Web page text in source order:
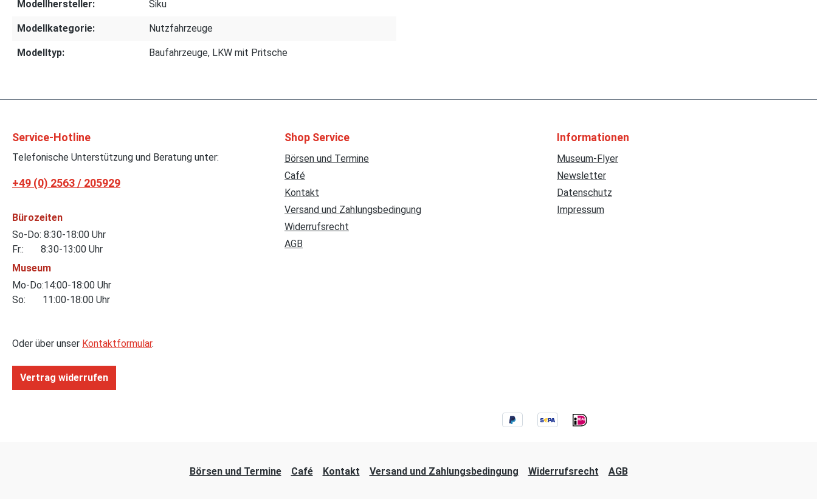
Modellhersteller: Siku
Modellkategorie: Nutzfahrzeuge
Modelltyp: Baufahrzeuge, LKW mit Pritsche
Service-Hotline
Telefonische Unterstützung und Beratung unter:
+49 (0) 2563 / 205929
Bürozeiten
So-Do: 8:30-18:00 Uhr
Fr.: 8:30-13:00 Uhr
Museum
Mo-Do:14:00-18:00 Uhr
So: 11:00-18:00 Uhr
Oder über unser Kontaktformular.
Vertrag widerrufen
Shop Service
Börsen und Termine
Café
Kontakt
Versand und Zahlungsbedingung
Widerrufsrecht
AGB
Informationen
Museum-Flyer
Newsletter
Datenschutz
Impressum
Börsen und Termine Café Kontakt Versand und Zahlungsbedingung Widerrufsrecht AGB